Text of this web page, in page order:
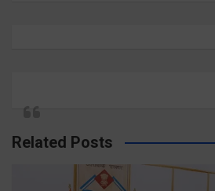
Related Posts